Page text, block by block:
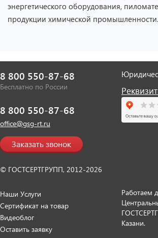
энергетического оборудования,
продукции химической промышленности.
8 800 550-87-68
Бесплатно по России
8 800 550-87-68
office@gsg-rt.ru
Заказать звонок
© ГОСТСЕРТГРУПП, 2012-2026
Наши Услуги
Сертификат на товар
Видеоблог
Оставить заявку
Работаем
Казани.